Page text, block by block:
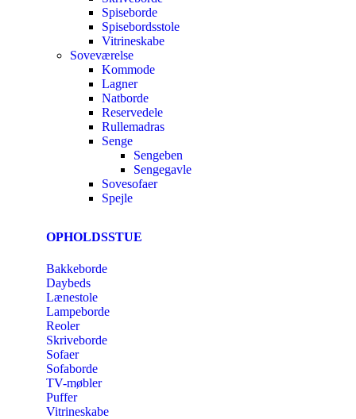
Spiseborde
Spisebordsstole
Vitrineskabe
Soveværelse
Kommode
Lagner
Natborde
Reservedele
Rullemadras
Senge
Sengeben
Sengegavle
Sovesofaer
Spejle
OPHOLDSSTUE
Bakkeborde
Daybeds
Lænestole
Lampeborde
Reoler
Skriveborde
Sofaer
Sofaborde
TV-møbler
Puffer
Vitrineskabe